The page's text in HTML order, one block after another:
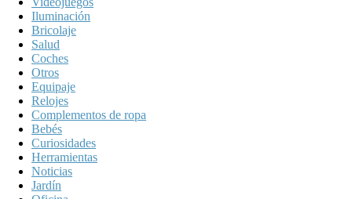
Iluminación
Bricolaje
Salud
Coches
Otros
Equipaje
Relojes
Complementos de ropa
Bebés
Curiosidades
Herramientas
Noticias
Jardín